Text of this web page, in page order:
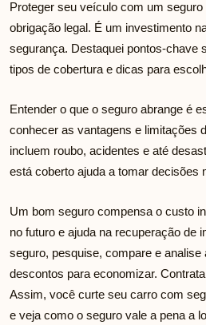
Proteger seu veículo com um
obrigação legal. É um investimento
segurança. Destaquei pontos-chave
tipos de cobertura e dicas para
Entender o que o seguro abrange é
conhecer as vantagens e limitações
incluem roubo, acidentes e até
está coberto ajuda a tomar decisões
Um bom seguro compensa o custo
no futuro e ajuda na recuperação de
seguro, pesquise, compare e
descontos para economizar.
Assim, você curte seu carro com
e veja como o seguro vale a pena a